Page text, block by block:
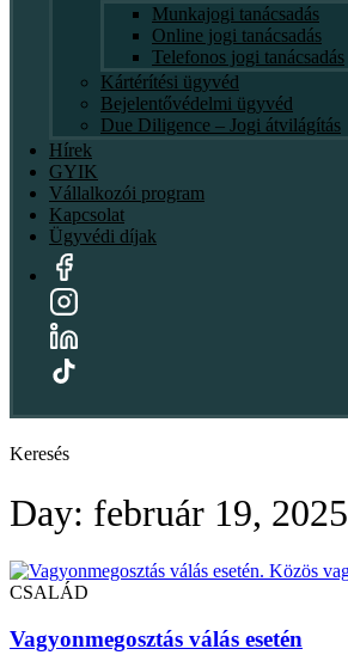
Munkajogi tanácsadás
Online jogi tanácsadás
Telefonos jogi tanácsadás
Kártérítési ügyvéd
Bejelentővédelmi ügyvéd
Due Diligence – Jogi átvilágítás
Hírek
GYIK
Vállalkozói program
Kapcsolat
Ügyvédi díjak
Keresés
Day: február 19, 2025
CSALÁD
Vagyonmegosztás válás esetén